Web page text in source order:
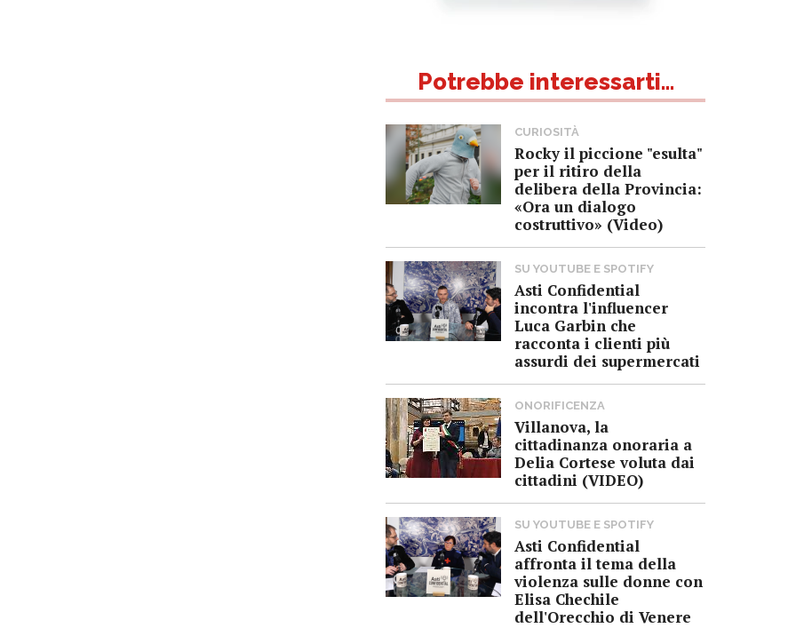
Potrebbe interessarti...
CURIOSITÀ
Rocky il piccione "esulta"
per il ritiro della
delibera della Provincia:
«Ora un dialogo
costruttivo» (Video)
SU YOUTUBE E SPOTIFY
Asti Confidential
incontra l'influencer
Luca Garbin che
racconta i clienti più
assurdi dei supermercati
ONORIFICENZA
Villanova, la
cittadinanza onoraria a
Delia Cortese voluta dai
cittadini (VIDEO)
SU YOUTUBE E SPOTIFY
Asti Confidential
affronta il tema della
violenza sulle donne con
Elisa Chechile
dell'Orecchio di Venere